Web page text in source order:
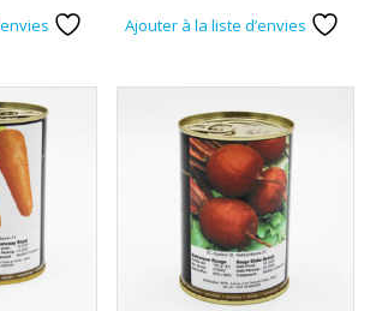
Ajouter à la liste d’envies